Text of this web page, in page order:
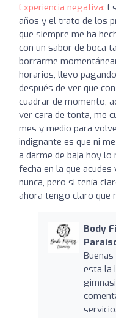
Experiencia negativa:
años y el trato de los
que siempre me ha
con un sabor de boca
borrarme
horarios, llevo
después de ver que
cuadrar de momento,
ver cara de tonta, me
mes y medio para
indignante es que ni
a darme de baja hoy
fecha en la que
nunca, pero si tenía
ahora tengo claro que
Body
esta la